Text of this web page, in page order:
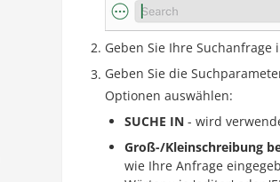
Geben Sie Ihre Suchanfrage
Geben Sie die
Optionen auswählen:
SUCHE IN - wird
Groß-/Kleinschreibung
wie Ihre Anfrage